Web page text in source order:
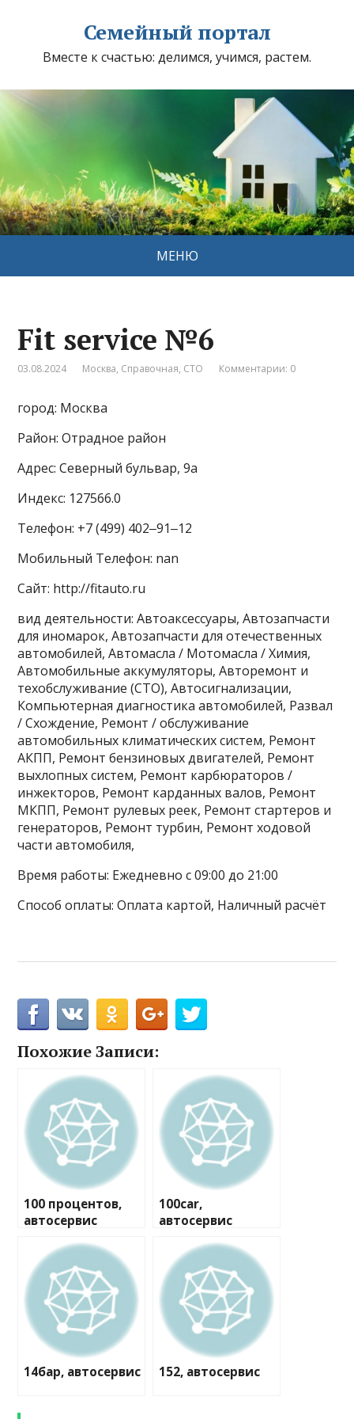
Семейный портал
Вместе к счастью: делимся, учимся, растем.
МЕНЮ
Fit service №6
03.08.2024 Москва, Справочная, СТО Комментарии: 0
город: Москва
Район: Отрадное район
Адрес: Северный бульвар, 9а
Индекс: 127566.0
Телефон: +7 (499) 402‒91‒12
Мобильный Телефон: nan
Сайт: http://fitauto.ru
вид деятельности: Автоаксессуары, Автозапчасти
для иномарок, Автозапчасти для отечественных
автомобилей, Автомасла / Мотомасла / Химия,
Автомобильные аккумуляторы, Авторемонт и
техобслуживание (СТО), Автосигнализации,
Компьютерная диагностика автомобилей, Развал
/ Схождение, Ремонт / обслуживание
автомобильных климатических систем, Ремонт
АКПП, Ремонт бензиновых двигателей, Ремонт
выхлопных систем, Ремонт карбюраторов /
инжекторов, Ремонт карданных валов, Ремонт
МКПП, Ремонт рулевых реек, Ремонт стартеров и
генераторов, Ремонт турбин, Ремонт ходовой
части автомобиля,
Время работы: Ежедневно с 09:00 до 21:00
Способ оплаты: Оплата картой, Наличный расчёт
Похожие Записи:
100 процентов,
автосервис
100car,
автосервис
14бар, автосервис 152, автосервис